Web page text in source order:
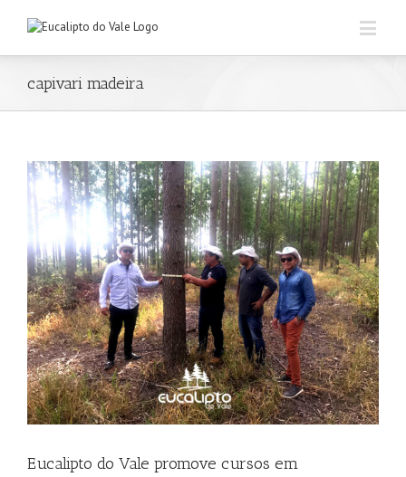
capivari madeira
Eucalipto do Vale promove cursos em